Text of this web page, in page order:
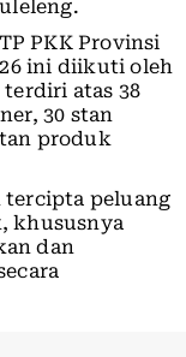
PKK Provinsi
ini diikuti oleh
terdiri atas 38
30 stan
produk
peluang
khususnya
dan